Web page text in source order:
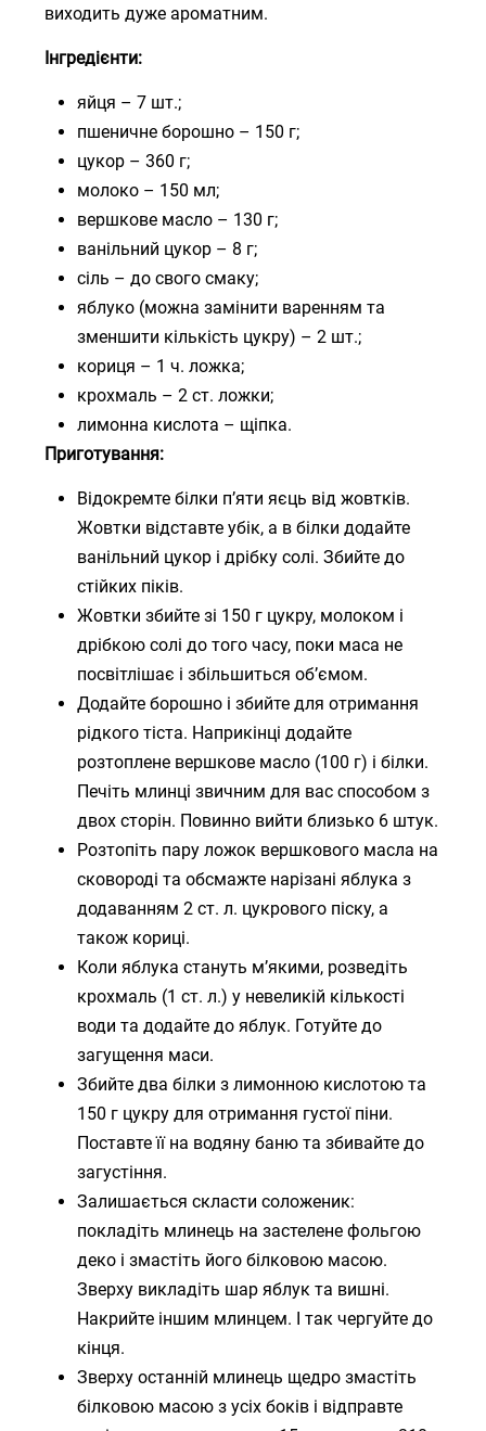
виходить дуже ароматним.
Інгредієнти:
яйця – 7 шт.;
пшеничне борошно – 150 г;
цукор – 360 г;
молоко – 150 мл;
вершкове масло – 130 г;
ванільний цукор – 8 г;
сіль – до свого смаку;
яблуко (можна замінити варенням та
зменшити кількість цукру) – 2 шт.;
кориця – 1 ч. ложка;
крохмаль – 2 ст. ложки;
лимонна кислота – щіпка.
Приготування:
Відокремте білки п’яти яєць від жовтків.
Жовтки відставте убік, а в білки додайте
ванільний цукор і дрібку солі. Збийте до
стійких піків.
Жовтки збийте зі 150 г цукру, молоком і
дрібкою солі до того часу, поки маса не
посвітлішає і збільшиться об’ємом.
Додайте борошно і збийте для отримання
рідкого тіста. Наприкінці додайте
розтоплене вершкове масло (100 г) і білки.
Печіть млинці звичним для вас способом з
двох сторін. Повинно вийти близько 6 штук.
Розтопіть пару ложок вершкового масла на
сковороді та обсмажте нарізані яблука з
додаванням 2 ст. л. цукрового піску, а
також кориці.
Коли яблука стануть м’якими, розведіть
крохмаль (1 ст. л.) у невеликій кількості
води та додайте до яблук. Готуйте до
загущення маси.
Збийте два білки з лимонною кислотою та
150 г цукру для отримання густої піни.
Поставте її на водяну баню та збивайте до
загустіння.
Залишається скласти соложеник:
покладіть млинець на застелене фольгою
деко і змастіть його білковою масою.
Зверху викладіть шар яблук та вишні.
Накрийте іншим млинцем. І так чергуйте до
кінця.
Зверху останній млинець щедро змастіть
білковою масою з усіх боків і відправте